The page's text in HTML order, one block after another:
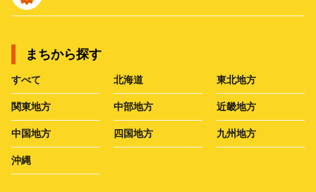
まちから探す
すべて 北海道 東北地方
関東地方 中部地方 近畿地方
中国地方 四国地方 九州地方
沖縄